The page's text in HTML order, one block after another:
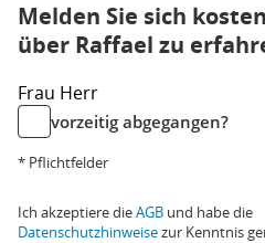
Melden Sie sich
über Raffael zu
Frau Herr
vorzeitig abgegangen?
* Pflichtfelder
Ich akzeptiere dieAGB und habe die
Datenschutzhinweisezur Kenntnis